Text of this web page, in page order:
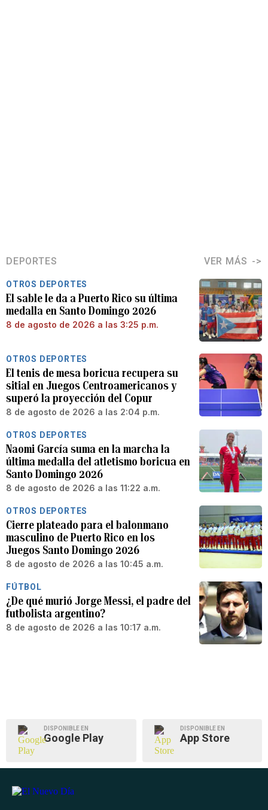
DEPORTES VER MÁS
OTROS DEPORTES
El sable le da a Puerto Rico su última
medalla en Santo Domingo 2026
8 de agosto de 2026 a las 3:25 p.m.
OTROS DEPORTES
El tenis de mesa boricua recupera su
sitial en Juegos Centroamericanos y
superó la proyección del Copur
8 de agosto de 2026 a las 2:04 p.m.
OTROS DEPORTES
Naomi García suma en la marcha la
última medalla del atletismo boricua en
Santo Domingo 2026
8 de agosto de 2026 a las 11:22 a.m.
OTROS DEPORTES
Cierre plateado para el balonmano
masculino de Puerto Rico en los
Juegos Santo Domingo 2026
8 de agosto de 2026 a las 10:45 a.m.
FÚTBOL
¿De qué murió Jorge Messi, el padre del
futbolista argentino?
8 de agosto de 2026 a las 10:17 a.m.
DISPONIBLE EN
Google Play
DISPONIBLE EN
App Store